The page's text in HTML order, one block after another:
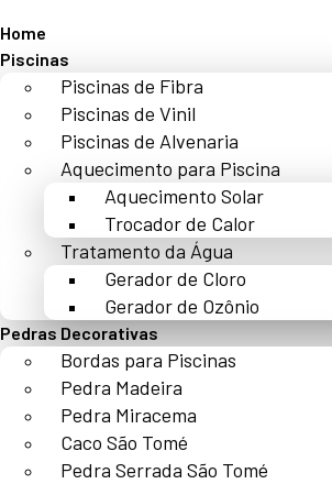
Home
Piscinas
Piscinas de Fibra
Piscinas de Vinil
Piscinas de Alvenaria
Aquecimento para Piscina
Aquecimento Solar
Trocador de Calor
Tratamento da Água
Gerador de Cloro
Gerador de Ozônio
Pedras Decorativas
Bordas para Piscinas
Pedra Madeira
Pedra Miracema
Caco São Tomé
Pedra Serrada São Tomé